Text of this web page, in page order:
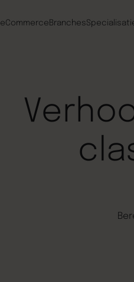
eCommerce Branches